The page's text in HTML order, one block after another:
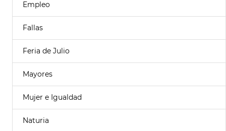
Empleo
Fallas
Feria de Julio
Mayores
Mujer e Igualdad
Naturia